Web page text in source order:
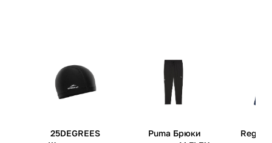
Страна производства Вьетнам
122437-63
Импортер
ООО 'Клермонт' 231741,